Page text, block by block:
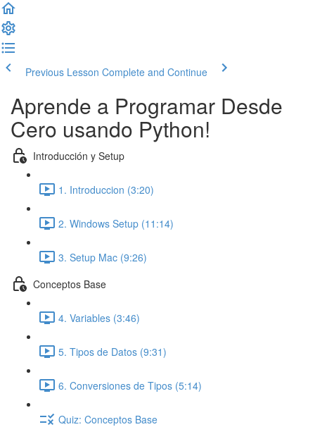
Previous Lesson Complete and Continue
Aprende a Programar Desde
Cero usando Python!
Introducción y Setup
1. Introduccion (3:20)
2. Windows Setup (11:14)
3. Setup Mac (9:26)
Conceptos Base
4. Variables (3:46)
5. Tipos de Datos (9:31)
6. Conversiones de Tipos (5:14)
Quiz: Conceptos Base